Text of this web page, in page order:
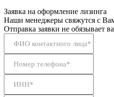
Заявка на оформление лизинга
Наши менеджеры свяжутся с
Отправка заявки не обязывает
ФИО контактного лица*
Номер телефона*
ИНН*